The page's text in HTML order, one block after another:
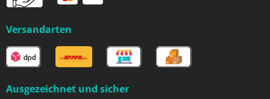
Versandarten
Ausgezeichnet und sicher